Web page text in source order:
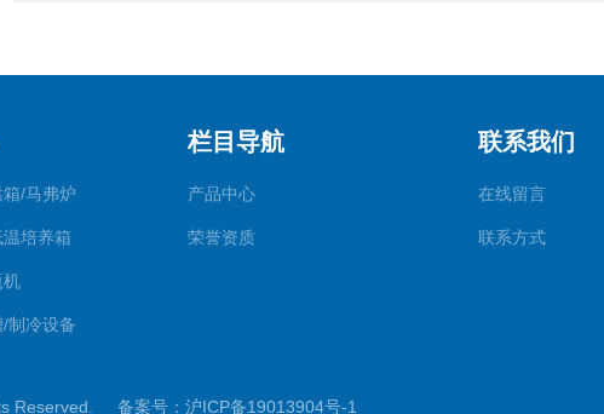
/马弗炉
培养箱
机
制冷设备
栏目导航
产品中心
荣誉资质
联系我们
在线留言
联系方式
Reserved. 备案号：沪ICP备19013904号-1